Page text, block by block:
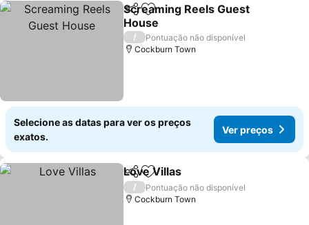
PartilharAdicionar aos favoritos
Screaming Reels Guest
House
/
Pontuação não disponível
Cockburn Town
Selecione as datas para ver os preços
exatos.
Ver preços
PartilharAdicionar aos favoritos
Love Villas
/
Pontuação não disponível
Cockburn Town